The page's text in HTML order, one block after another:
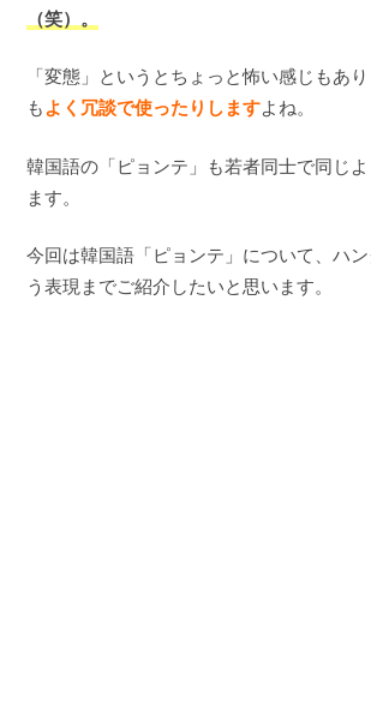
（笑）。
「変態」というとちょっと怖い感じもあ
も よく冗談で使ったりしますよね。
韓国語の「ピョンテ」も若者同士で同じ
ます。
今回は韓国語「ピョンテ」について、ハ
う表現までご紹介したいと思います。